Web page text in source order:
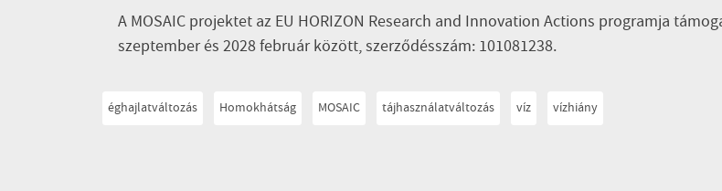
A MOSAIC projektet az EU HORIZON Research and Innovation Actions programja
szeptember és 2028 február között, szerződésszám: 101081238.
éghajlatváltozás Homokhátság MOSAIC tájhasználatváltozás víz vízhiány